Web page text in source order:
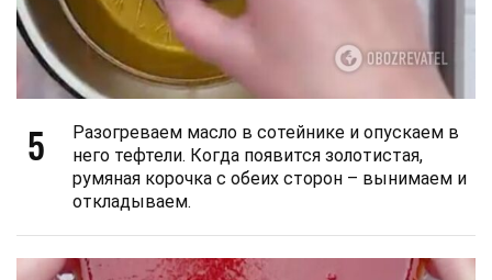
5
Разогреваем масло в сотейнике и опускаем в
него тефтели. Когда появится золотистая,
румяная корочка с обеих сторон – вынимаем и
откладываем.